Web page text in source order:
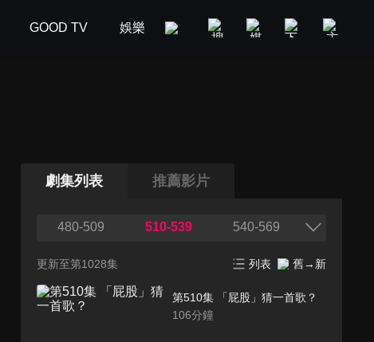
GOOD TV 娛樂 美食旅遊 新聞政論
劇集列表 推薦影片
480-509 510-539 540-569
更新至第1028集 列表 舊→新
第510集 「屁股」猜一首歌？
106分鐘